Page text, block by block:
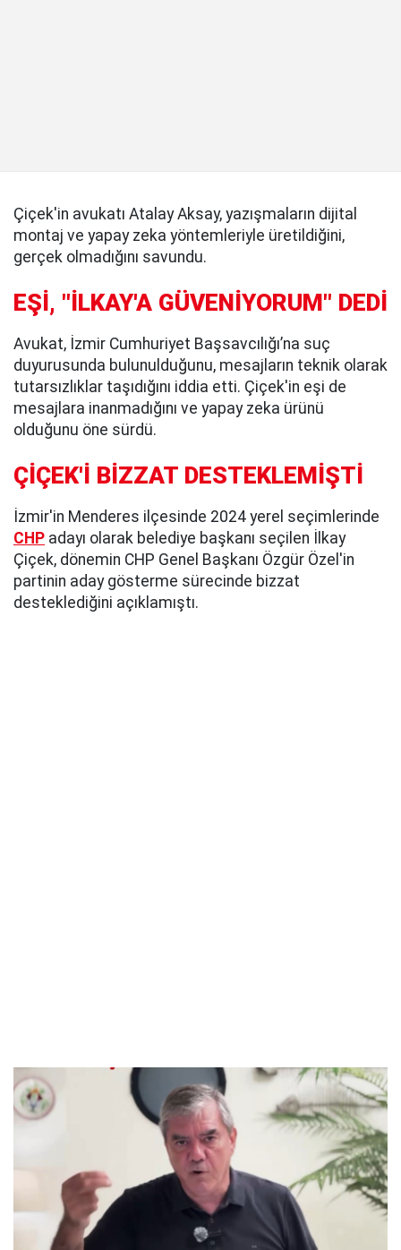
Çiçek'in avukatı Atalay Aksay, yazışmaların dijital
montaj ve yapay zeka yöntemleriyle üretildiğini,
gerçek olmadığını savundu.
EŞİ, "İLKAY'A GÜVENİYORUM" DEDİ
Avukat, İzmir Cumhuriyet Başsavcılığı’na suç
duyurusunda bulunulduğunu, mesajların teknik olarak
tutarsızlıklar taşıdığını iddia etti. Çiçek'in eşi de
mesajlara inanmadığını ve yapay zeka ürünü
olduğunu öne sürdü.
ÇİÇEK'İ BİZZAT DESTEKLEMİŞTİ
İzmir'in Menderes ilçesinde 2024 yerel seçimlerinde
CHP adayı olarak belediye başkanı seçilen İlkay
Çiçek, dönemin CHP Genel Başkanı Özgür Özel'in
partinin aday gösterme sürecinde bizzat
desteklediğini açıklamıştı.